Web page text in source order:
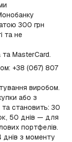
300 грн
та не
MasterCard.
+38 (067) 807
виробом.
або з
становить: 30
50 днів — для
портфелів.
з моменту